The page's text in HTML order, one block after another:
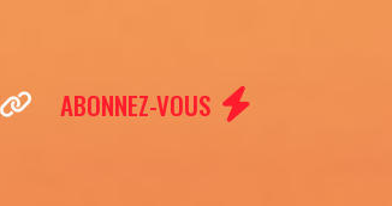
ABONNEZ-VOUS